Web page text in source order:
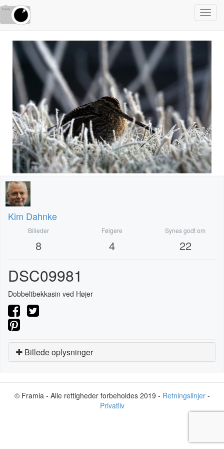
Kim Dahnke
Billeder
8
Følgere
4
Synes godt om
22
DSC09981
Dobbeltbekkasin ved Højer
Billede oplysninger
© Framia - Alle rettigheder forbeholdes 2019 - Retningslinjer-
Privatliv